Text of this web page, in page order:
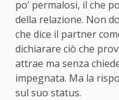
po’ permalosi, il che
della relazione. Non
che dice il partner
dichiarare ciò che
attrae ma senza
impegnata. Ma la
sul suo status.